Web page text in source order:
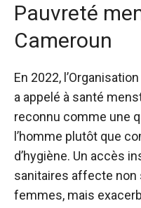
Pauvreté
Cameroun
En 2022,
a appelé à santé
reconnu comme une
l’homme plutôt que
d’hygiène. Un accès
sanitaires affecte non
femmes, mais